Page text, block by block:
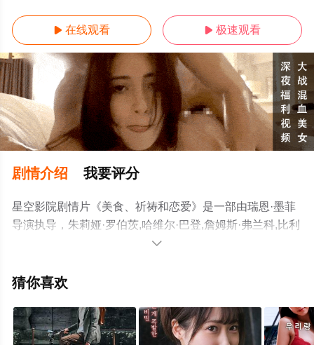
 在线观看  极速观看
剧情介绍 我要评分
星空影院剧情片《美食、祈祷和恋爱》是一部由瑞恩·墨菲
导演执导，朱莉娅·罗伯茨,哈维尔·巴登,詹姆斯·弗兰科,比利
·克鲁德普,理查德·詹金斯,维奥拉·戴维斯,图娃·诺沃妮,卢卡·
森,Lisa,Roberts,Gillan,瑞恩·欧南,吉塔·雷
员精彩演绎的美国电影，手机免费观看高清无删减完整版
电影大全就上星空电影网，更多相关信息可移步至豆瓣电

猜你喜欢